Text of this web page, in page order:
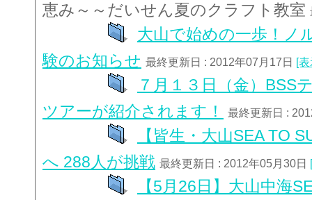
恵み～～だいせん夏のクラフト教室
大山で始めの一歩！ノ
験のお知らせ 最終更新日 : 2012年07月17日 [
７月１３日（金）BSS
ツアーが紹介されます！
最終更新日 :
【皆生・大山SEA TO
へ 288人が挑戦 最終更新日 : 2012年05月30日
【5月26日】大山中海